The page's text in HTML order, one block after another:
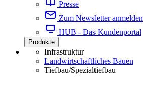
Presse
Zum Newsletter anmelden
HUB - Das Kundenportal
Produkte
Infrastruktur
Landwirtschaftliches Bauen
Tiefbau/Spezialtiefbau